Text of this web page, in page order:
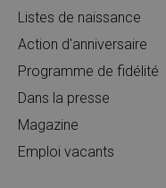
Listes de naissance
Action d'anniversaire
Programme de fidélité
Dans la presse
Magazine
Emploi vacants